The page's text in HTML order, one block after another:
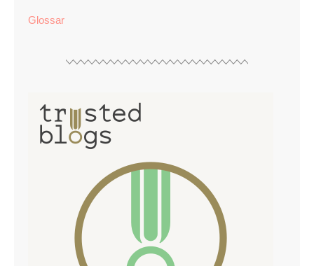
Glossar